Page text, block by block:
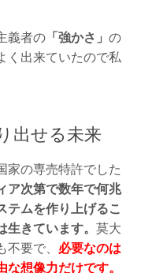
義者の 「強かさ」 の
く出来ていたので私
出せる未来
の専売特許でした
ア次第で数年で何兆
テムを作り上げるこ
きています。 莫大
要で、
必要なのは
な想像力だけです。